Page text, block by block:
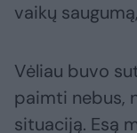
vaikų
Vėliau buvo
paimti nebus,
situaciją. Esą